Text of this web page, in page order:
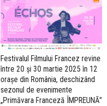
Festivalul Filmului Francez revine
între 20 și 30 martie 2025 în 12
orașe din România, deschizând
sezonul de evenimente
„Primăvara Franceză ÎMPREUNĂ”